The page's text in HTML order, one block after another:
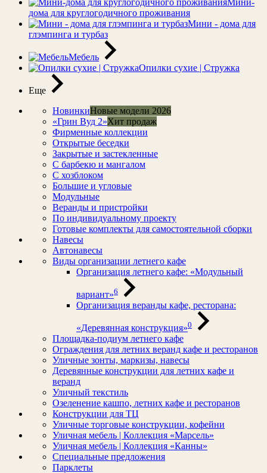
дома для круглогодичного проживания
Мини - дома для
глэмпинга и турбаз
Мебель
Опилки сухие | Стружка
Еще
НовинкиНовые модели 2026
«Грин Вуд 2»Хит продаж
Фирменные коллекции
Открытые беседки
Закрытые и застекленные
С барбекю и мангалом
С хозблоком
Большие и угловые
Модульные
Веранды и пристройки
По индивидуальному проекту
Готовые комплекты для самостоятельной сборки
Навесы
Автонавесы
Виды организации летнего кафе
Организация летнего кафе: «Модульный
вариант»6
Организация веранды кафе, ресторана:
«Деревянная конструкция»0
Площадка-подиум летнего кафе
Ограждения для летних веранд кафе и ресторанов
Уличные зонты, маркизы, навесы
Деревянные конструкции для летних кафе и
веранд
Уличный текстиль
Озеленение кашпо, летних кафе и ресторанов
Конструкции для ТЦ
Уличные торговые конструкции, кофейни
Уличная мебель | Коллекция «Марсель»
Уличная мебель | Коллекция «Канны»
Специальные предложения
Парклеты